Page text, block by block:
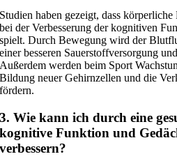
Studien haben gezeigt, dass
bei der Verbesserung der kognitiven
spielt. Durch Bewegung wird der
einer besseren Sauerstoffversorgung
Außerdem werden beim Sport
Bildung neuer Gehirnzellen und die
fördern.
3. Wie kann ich durch eine
kognitive Funktion und
verbessern?